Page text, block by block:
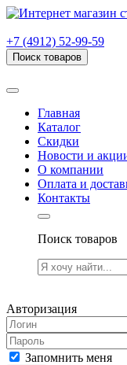
+7 (4912) 52-99-59
Поиск товаров
Главная
Каталог
Скидки
Новости и
О компании
Оплата и
Контакты
Поиск товаров
Авторизация
Запомнить меня